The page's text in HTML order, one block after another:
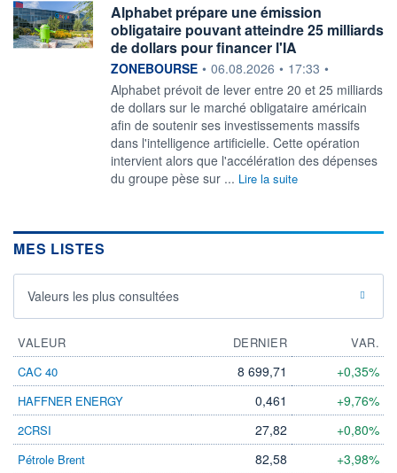
Alphabet prépare une émission
obligataire pouvant atteindre 25 milliards
de dollars pour financer l'IA
information fournie par
ZONEBOURSE • 06.08.2026 • 17:33 •
Alphabet prévoit de lever entre 20 et 25 milliards
de dollars sur le marché obligataire américain
afin de soutenir ses investissements massifs
dans l'intelligence artificielle. Cette opération
intervient alors que l'accélération des dépenses
du groupe pèse sur ... Lire la suite
MES LISTES
Valeurs les plus consultées
VALEUR DERNIER
VAR.
CAC 40
8 699,71 +0,35%
HAFFNER ENERGY 0,461 +9,76%
2CRSI 27,82 +0,80%
Pétrole Brent 82,58 +3,98%